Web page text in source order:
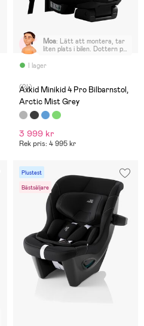
I lager
Moa: Lätt att montera, tar
liten plats i bilen. Dottern på
jättebra i den. Gott om
(24)
Axkid Minikid 4 Pro Bilbarnstol,
Arctic Mist Grey
3 999 kr
Rek pris: 4 995 kr
Plustest
Bästsäljare